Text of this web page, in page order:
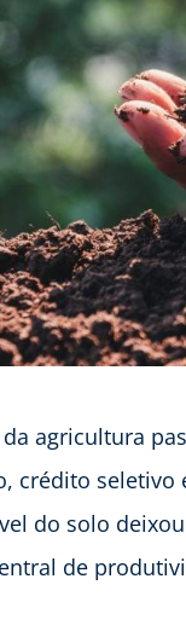
agricultura
crédito
do solo
de